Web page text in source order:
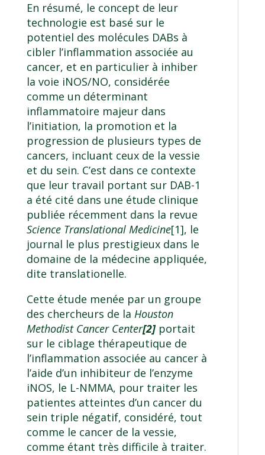
En résumé, le concept de leur
technologie est basé sur le
potentiel des molécules DABs à
cibler l’inflammation associée au
cancer, et en particulier à inhiber
la voie iNOS/NO, considérée
comme un déterminant
inflammatoire majeur dans
l’initiation, la promotion et la
progression de plusieurs types de
cancers, incluant ceux de la vessie
et du sein. C’est dans ce contexte
que leur travail portant sur DAB-1
a été cité dans une étude clinique
publiée récemment dans la revue
Science Translational Medicine[1], le
journal le plus prestigieux dans le
domaine de la médecine appliquée,
dite translationelle.
Cette étude menée par un groupe
des chercheurs de la Houston
Methodist Cancer Center[2]portait
sur le ciblage thérapeutique de
l’inflammation associée au cancer à
l’aide d’un inhibiteur de l’enzyme
iNOS, le L-NMMA, pour traiter les
patientes atteintes d’un cancer du
sein triple négatif, considéré, tout
comme le cancer de la vessie,
comme étant très difficile à traiter.